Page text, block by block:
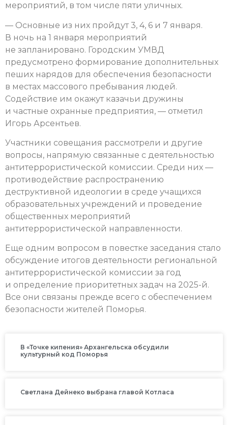
мероприятий, в том числе пяти уличных.
— Основные из них пройдут 3, 4, 6 и 7 января.
В ночь на 1 января мероприятий
не запланировано. Городским УМВД
предусмотрено формирование дополнительных
пеших нарядов для обеспечения безопасности
в местах массового пребывания людей.
Содействие им окажут казачьи дружины
и частные охранные предприятия, — отметил
Игорь Арсентьев.
Участники совещания рассмотрели и другие
вопросы, напрямую связанные с деятельностью
антитеррористической комиссии. Среди них —
противодействие распространению
деструктивной идеологии в среде учащихся
образовательных учреждений и проведение
общественных мероприятий
антитеррористической направленности.
Еще одним вопросом в повестке заседания стало
обсуждение итогов деятельности региональной
антитеррористической комиссии за год
и определение приоритетных задач на 2025-й.
Все они связаны прежде всего с обеспечением
безопасности жителей Поморья.
В «Точке кипения» Архангельска обсудили
культурный код Поморья
Светлана Дейнеко выбрана главой Котласа